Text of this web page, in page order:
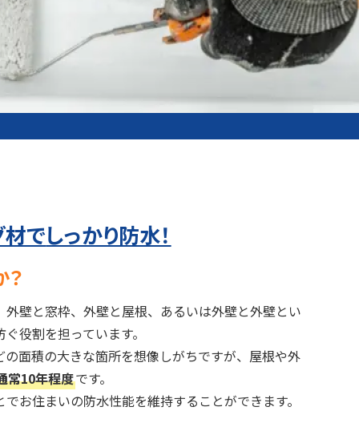
でしっかり防水！
壁と窓枠、外壁と屋根、あるいは外壁と外壁とい
役割を担っています。
面積の大きな箇所を想像しがちですが、屋根や外
常10年程度です。
お住まいの防水性能を維持することができます。